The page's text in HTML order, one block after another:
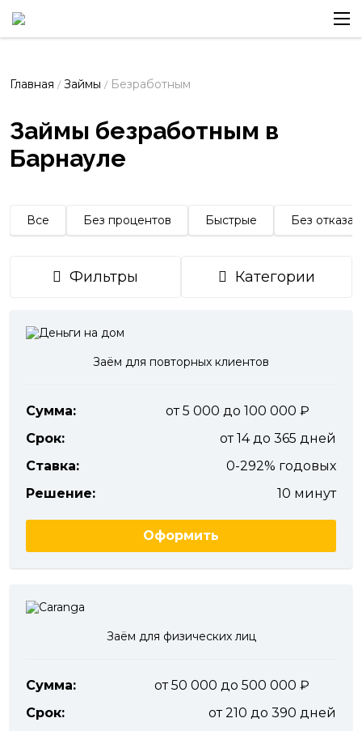
Главная / Займы / Безработным
Займы безработным в
Барнауле
Все Без процентов Быстрые Без отказа
Фильтры Категории
Заём для повторных клиентов
Сумма:
от 5 000 до 100 000
Срок:
от 14 до 365 дней
Ставка:
0-292% годовых
Решение:
10 минут
Оформить
Заём для физических лиц
Сумма:
от 50 000 до 500 000
Срок:
от 210 до 390 дней